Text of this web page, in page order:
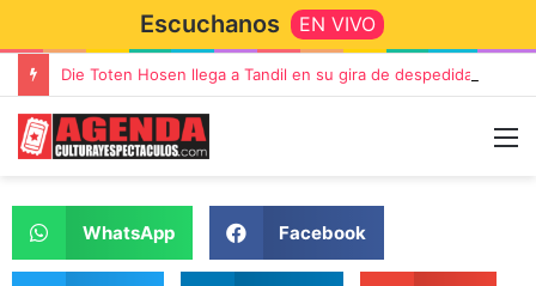
Escuchanos EN VIVO
WhatsApp Facebook